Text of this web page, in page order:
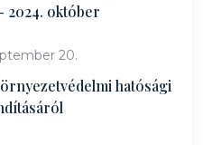
2024. október
20.
hatósági